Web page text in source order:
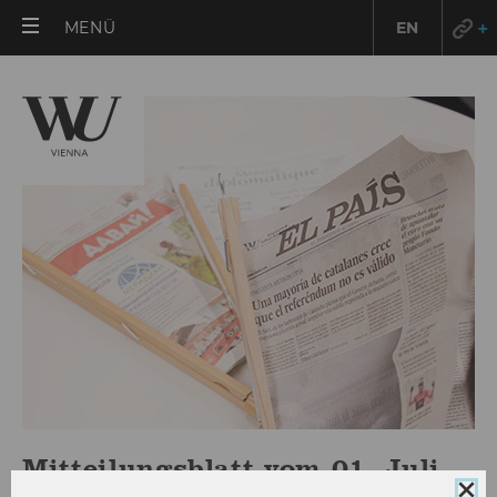
MENÜ EN
Mitteilungsblatt vom 01. Juli